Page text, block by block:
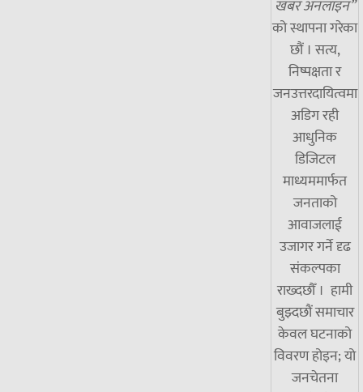
खबर अनलाइन”
को स्थापना गरेका
छौं । सत्य,
निष्पक्षता र
जनउत्तरदायित्वमा
अडिग रही
आधुनिक
डिजिटल
माध्यममार्फत
जनताको
आवाजलाई
उजागर गर्ने दृढ
संकल्पका
राख्दछौँ । हामी
बुझ्दछौं समाचार
केवल घटनाको
विवरण होइन; यो
जनचेतना